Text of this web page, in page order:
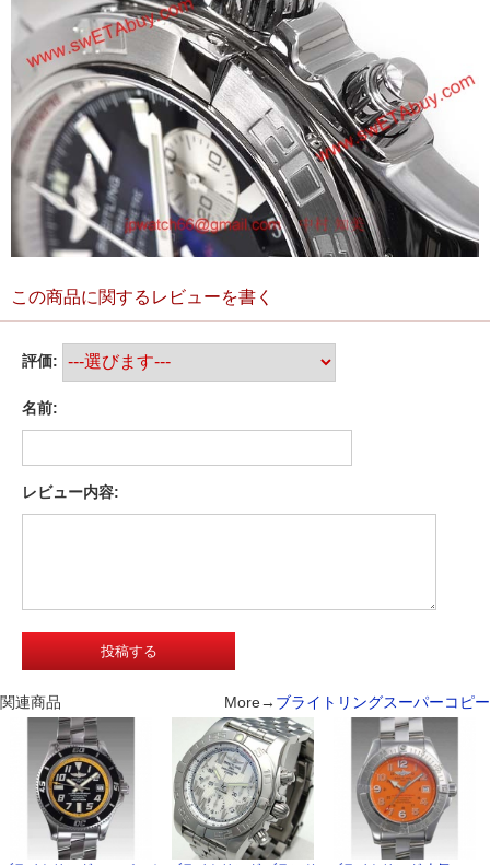
この商品に関するレビューを書く
評価:
名前:
レビュー内容:
関連商品 More→ ブライトリングスーパーコピー